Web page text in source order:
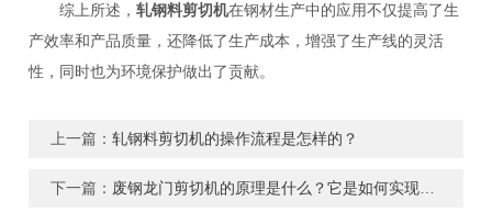
综上所述，轧钢料剪切机在钢材生产中的应用不仅提高了生
产效率和产品质量，还降低了生产成本，增强了生产线的灵活
性，同时也为环境保护做出了贡献。
上一篇：轧钢料剪切机的操作流程是怎样的？
下一篇： 废钢龙门剪切机的原理是什么？它是如何实现剪切操作的？